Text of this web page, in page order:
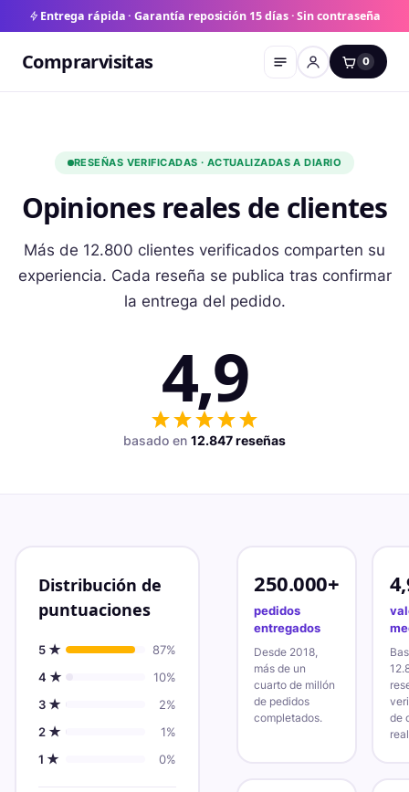
Entrega rápida · Garantía reposición 15 días · Sin contraseña
Comprarvisitas 0
RESEÑAS VERIFICADAS · ACTUALIZADAS A DIARIO
Opiniones reales de clientes
Más de 12.800 clientes verificados comparten su
experiencia. Cada reseña se publica tras confirmar
la entrega del pedido.
4,9
basado en 12.847 reseñas
Distribución de
puntuaciones
5★ 87%
4 ★ 10%
3★ 2%
2★ 1%
1 ★ 0%
250.000+
pedidos
entregados
Desde 2018,
más de un
cuarto de millón
de pedidos
completados.
de